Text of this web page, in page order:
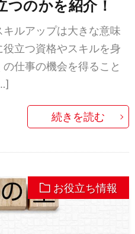
つのかを紹介！
ルアップは大きな意味
立つ資格やスキルを身
仕事の機会を得ること
続きを読む
お役立ち情報